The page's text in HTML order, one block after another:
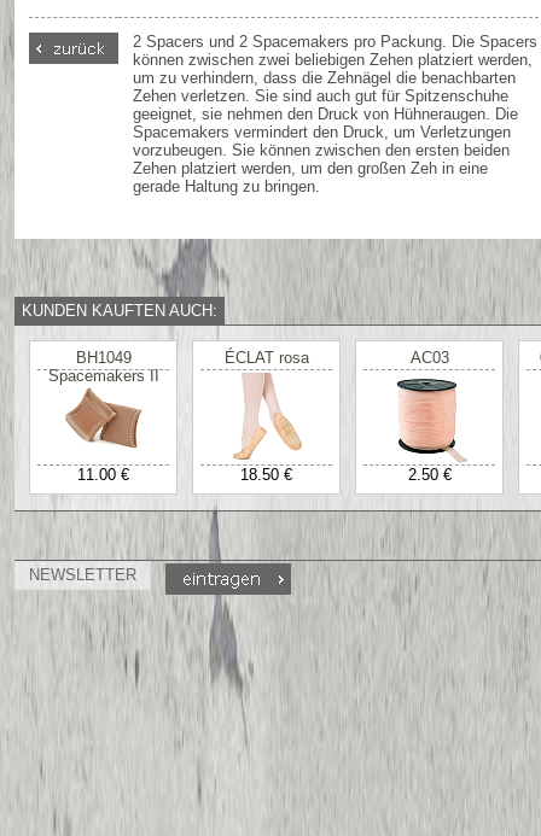
2 Spacers und 2 Spacemakers pro Packung. Die Spacers
können zwischen zwei beliebigen Zehen platziert werden,
um zu verhindern, dass die Zehnägel die benachbarten
Zehen verletzen. Sie sind auch gut für Spitzenschuhe
geeignet, sie nehmen den Druck von Hühneraugen. Die
Spacemakers vermindert den Druck, um Verletzungen
vorzubeugen. Sie können zwischen den ersten beiden
Zehen platziert werden, um den großen Zeh in eine
gerade Haltung zu bringen.
KUNDEN KAUFTEN AUCH:
BH1049
Spacemakers II
11.00 €
ÉCLAT rosa
18.50 €
AC03
2.50 €
NEWSLETTER